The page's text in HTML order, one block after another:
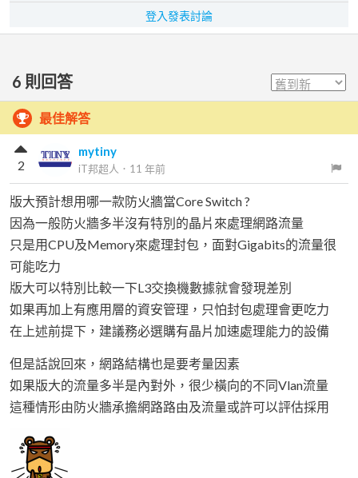
登入發表討論
6 則回答
最佳解答
mytiny
iT邦超人 ． 11 年前
2
版大預計想用哪一款防火牆當Core Switch ?
因為一般防火牆多半沒有特別的晶片來處理網路流量
只是用CPU及Memory來處理封包，面對Gigabits的流量很
可能吃力
版大可以特別比較一下L3交換機數據就會發現差別
如果再加上有應用層的資安管理，只怕封包處理會更吃力
在上述前提下，建議務必選購有晶片加速處理能力的設備
但是話說回來，網路結構也是要考量因素
如果版大的流量多半是內對外，很少橫向的不同Vlan流量
這種情形由防火牆承擔網路路由及流量或許可以評估採用